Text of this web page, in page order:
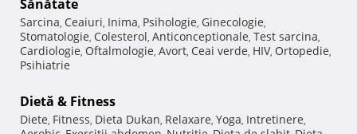
Sănătate
Sarcina, Ceaiuri, Inima, Psihologie, Ginecologie,
Stomatologie, Colesterol, Anticonceptionale, Test sarcina,
Cardiologie, Oftalmologie, Avort, Ceai verde, HIV, Ortopedie,
Psihiatrie
Dietă & Fitness
Diete, Fitness, Dieta Dukan, Relaxare, Yoga, Intretinere,